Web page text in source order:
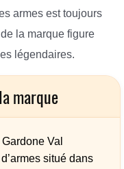
armes est toujours
la marque figure
légendaires.
marque
Val
situé dans